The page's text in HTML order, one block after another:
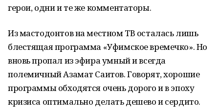
герои, одни и те же комментаторы.
Из мастодонтов на местном ТВ осталась лишь
блестящая программа «Уфимское времечко». Но
вновь пропал из эфира умный и всегда
полемичный Азамат Саитов. Говорят, хорошие
программы обходятся очень дорого и в эпоху
кризиса оптимально делать дешево и сердито.